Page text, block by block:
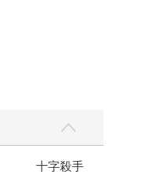
世界上最透明